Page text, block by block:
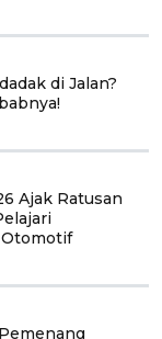
di Jalan?
Ajak Ratusan